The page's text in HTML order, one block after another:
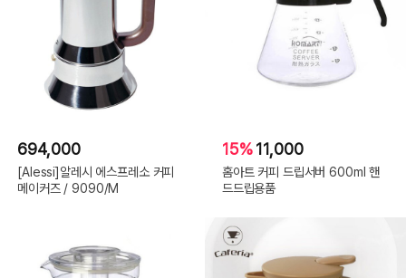
694,000
[Alessi]알레시 에스프레소 커피
메이커즈 / 9090/M
15%11,000
홈아트 커피 드립서버 600ml 핸
드드립용품